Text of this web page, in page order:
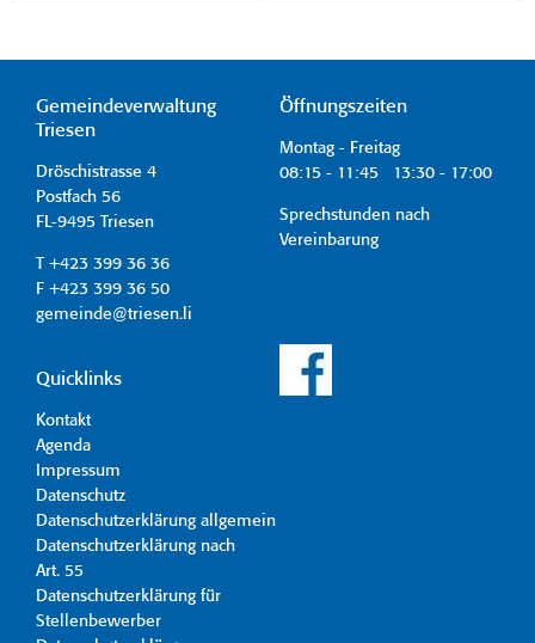
Gemeindeverwaltung
Triesen
Dröschistrasse 4
Postfach 56
FL-9495 Triesen
T +423 399 36 36
F +423 399 36 50
gemeinde@triesen.li
Öffnungszeiten
Montag - Freitag
08:15 - 11:45 13:30 - 17:00
Sprechstunden nach
Vereinbarung
Quicklinks
Kontakt
Agenda
Impressum
Datenschutz
Datenschutzerklärung allgemein
Datenschutzerklärung nach
Art. 55
Datenschutzerklärung für
Stellenbewerber